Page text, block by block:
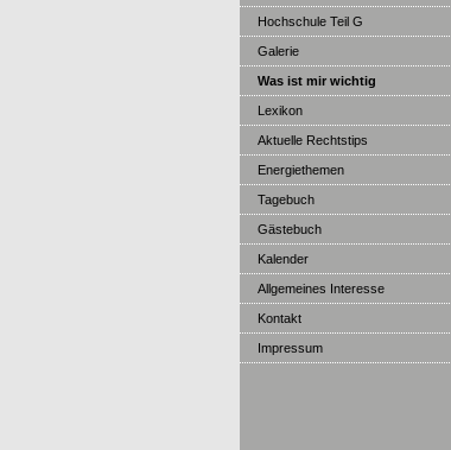
Hochschule Teil G
Galerie
Was ist mir wichtig
Lexikon
Aktuelle Rechtstips
Energiethemen
Tagebuch
Gästebuch
Kalender
Allgemeines Interesse
Kontakt
Impressum